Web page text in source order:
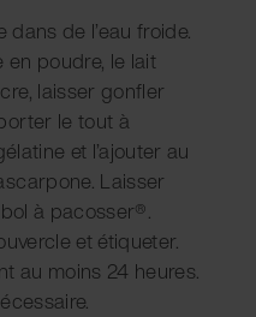
dans de l’eau froide.
en poudre, le lait
laisser gonfler
le tout à
et l’ajouter au
Laisser
à pacosser®.
et étiqueter.
au moins 24 heures.